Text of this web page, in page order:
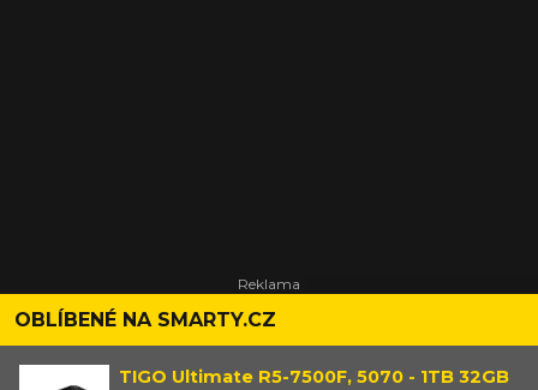
OBLÍBENÉ NA SMARTY.CZ
TIGO Ultimate R5-7500F, 5070 - 1TB 32GB